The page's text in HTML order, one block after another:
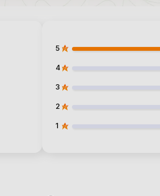
5
4
3
2
1